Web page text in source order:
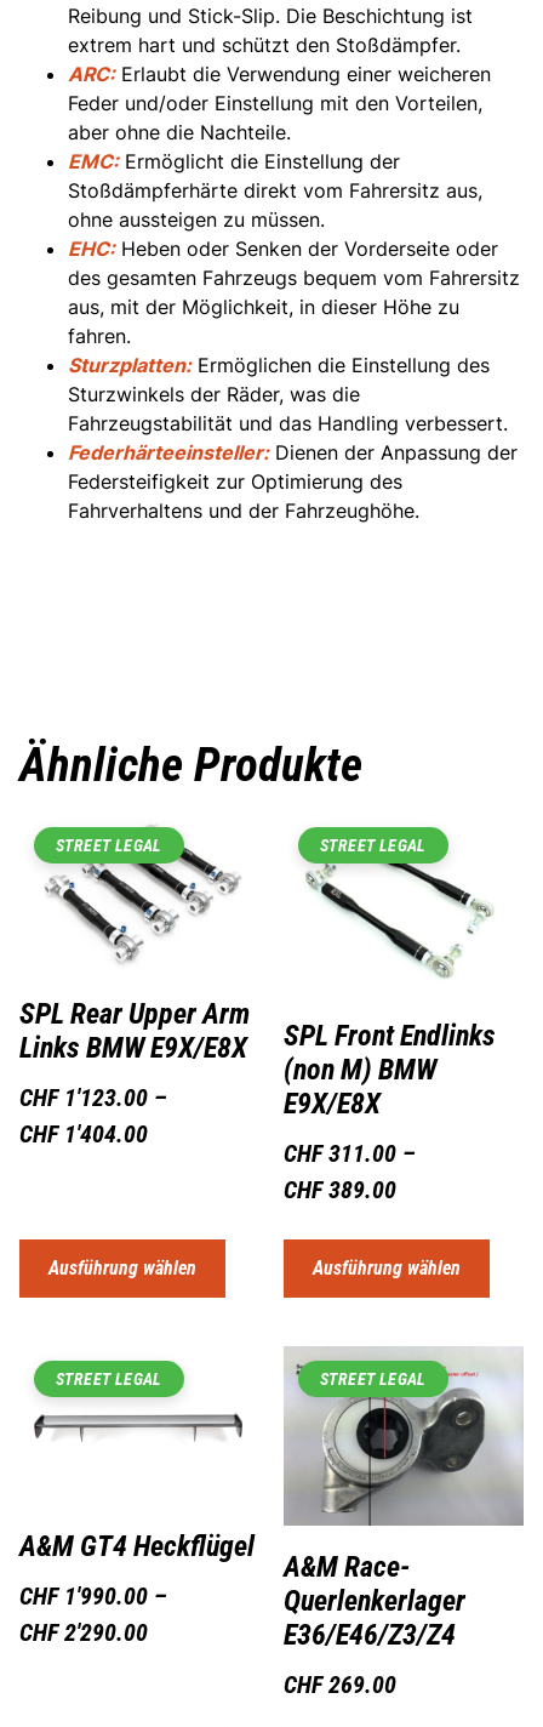
Reibung und Stick-Slip. Die Beschichtung ist
extrem hart und schützt den Stoßdämpfer.
ARC:Erlaubt die Verwendung einer weicheren
Feder und/oder Einstellung mit den Vorteilen,
aber ohne die Nachteile.
EMC:Ermöglicht die Einstellung der
Stoßdämpferhärte direkt vom Fahrersitz aus,
ohne aussteigen zu müssen.
EHC:Heben oder Senken der Vorderseite oder
des gesamten Fahrzeugs bequem vom Fahrersitz
aus, mit der Möglichkeit, in dieser Höhe zu
fahren.
Sturzplatten:Ermöglichen die Einstellung des
Sturzwinkels der Räder, was die
Fahrzeugstabilität und das Handling verbessert.
Federhärteeinsteller:Dienen der Anpassung der
Federsteifigkeit zur Optimierung des
Fahrverhaltens und der Fahrzeughöhe.
Ähnliche Produkte
STREET LEGAL
SPL Rear Upper Arm
Links BMW E9X/E8X
CHF1'123.00 –
CHF1'404.00
Ausführung wählen
STREET LEGAL
SPL Front Endlinks
(non M) BMW
E9X/E8X
CHF311.00 –
CHF389.00
Ausführung wählen
STREET LEGAL
A&M GT4 Heckflügel
CHF1'990.00 –
CHF2'290.00
STREET LEGAL
A&M Race-
Querlenkerlager
E36/E46/Z3/Z4
CHF269.00